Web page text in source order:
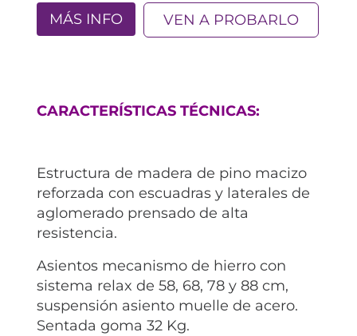
MÁS INFO VEN A PROBARLO
CARACTERÍSTICAS TÉCNICAS:
Estructura de madera de pino macizo
reforzada con escuadras y laterales de
aglomerado prensado de alta
resistencia.
Asientos mecanismo de hierro con
sistema relax de 58, 68, 78 y 88 cm,
suspensión asiento muelle de acero.
Sentada goma 32 Kg.